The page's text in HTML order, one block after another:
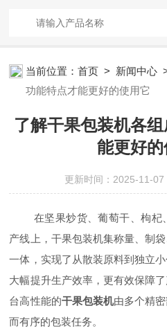
当前位置：首页 > 新闻中心
功能特点才能更好的使用它
了解干果包装机各
能更好
更新时间：2025-11-
在坚果炒货、葡萄干、枸杞
产线上，干果包装机集称量、制
一体，实现了从散装原料到独立
大幅提升生产效率，更有效保障
台高性能的干果包装机由多个精
而有序的包装任务。